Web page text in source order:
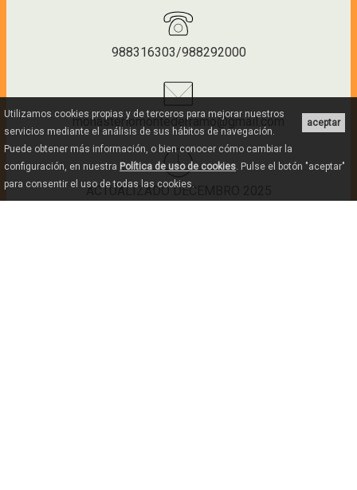
988316303/988292000
monasteriomontederramo@gmail.com
ACTUALIZADO DECEMBRO 2025
aceptar
Utilizamos cookies propias y de terceros para mejorar nuestros
servicios mediante el análisis de sus hábitos de navegación.
Puede obtener más información, o bien conocer cómo cambiar la
configuración, en nuestra Política de uso de cookies. Pulse el botón "aceptar"
para consentir el uso de todas las cookies.